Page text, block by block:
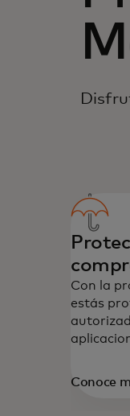
Con la
estás
Conoce